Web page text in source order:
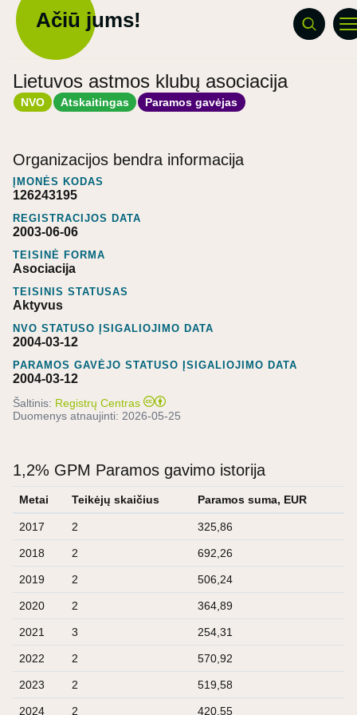
Ačiū jums!
Lietuvos astmos klubų asociacija
NVO Atskaitingas Paramos gavėjas
Organizacijos bendra informacija
ĮMONĖS KODAS
126243195
REGISTRACIJOS DATA
2003-06-06
TEISINĖ FORMA
Asociacija
TEISINIS STATUSAS
Aktyvus
NVO STATUSO ĮSIGALIOJIMO DATA
2004-03-12
PARAMOS GAVĖJO STATUSO ĮSIGALIOJIMO DATA
2004-03-12
Šaltinis: Registrų Centras
Duomenys atnaujinti: 2026-05-25
1,2% GPM Paramos gavimo istorija
Metai Teikėjų skaičius Paramos suma, EUR
2017 2 325,86
2018 2 692,26
2019 2 506,24
2020 2 364,89
2021 3 254,31
2022 2 570,92
2023 2 519,58
2024 2 420,55